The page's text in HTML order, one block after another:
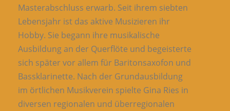
Masterabschluss erwarb. Seit ihrem siebten
Lebensjahr ist das aktive Musizieren ihr
Hobby. Sie begann ihre musikalische
Ausbildung an der Querflöte und begeisterte
sich später vor allem für Baritonsaxofon und
Bassklarinette. Nach der Grundausbildung
im örtlichen Musikverein spielte Gina Ries in
diversen regionalen und überregionalen